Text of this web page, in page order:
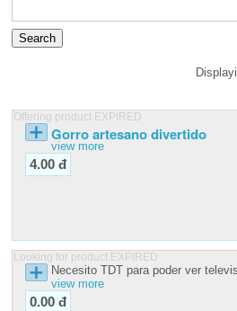
Offering product EXPIRED
Gorro artesano divertido
view more
4.00 đ
Looking for product EXPIRED
Necesito TDT para poder ver
view more
0.00 đ